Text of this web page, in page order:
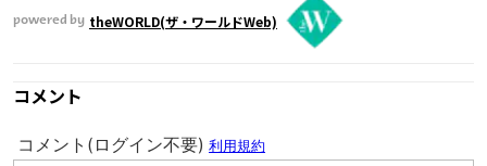
powered by theWORLD(ザ・ワールドWeb)
コメント